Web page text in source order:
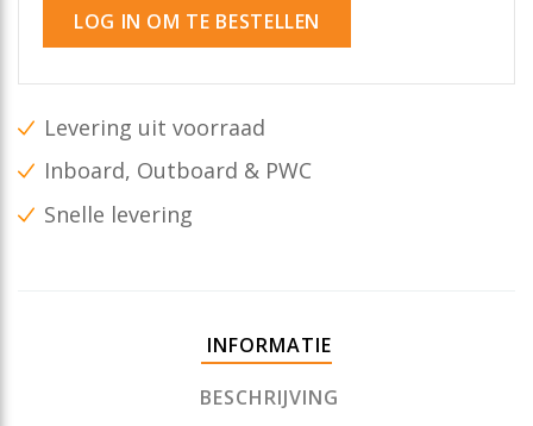
LOG IN OM TE BESTELLEN
Levering uit voorraad
Inboard, Outboard & PWC
Snelle levering
INFORMATIE
BESCHRIJVING